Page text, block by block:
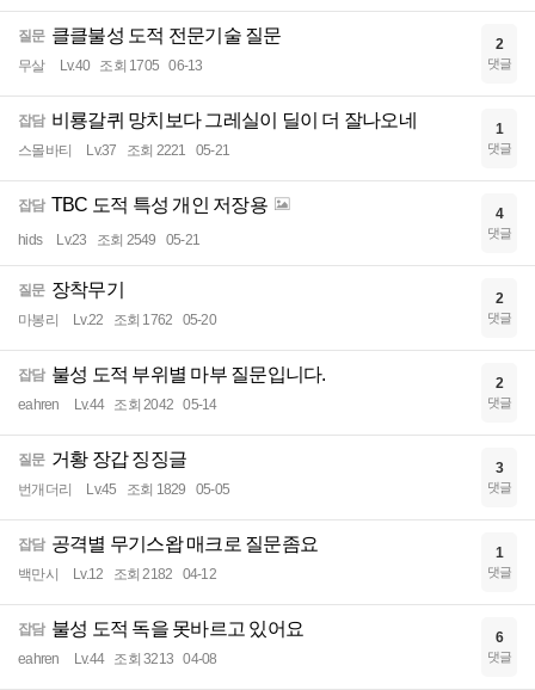
질문 클클불성 도적 전문기술 질문
무살 Lv.40 조회 1705 06-13
2
댓글
잡담 비룡갈퀴 망치보다 그레실이 딜이 더 잘나오네
스몰바티 Lv.37 조회 2221 05-21
1
댓글
잡담 TBC 도적 특성 개인 저장용
hids Lv.23 조회 2549 05-21
4
댓글
질문 장착무기
마봉리 Lv.22 조회 1762 05-20
2
댓글
잡담 불성 도적 부위별 마부 질문입니다.
eahren Lv.44 조회 2042 05-14
2
댓글
질문 거황 장갑 징징글
번개더리 Lv.45 조회 1829 05-05
3
댓글
잡담 공격별 무기스왑 매크로 질문좀요
백만시 Lv.12 조회 2182 04-12
1
댓글
잡담 불성 도적 독을 못바르고 있어요
eahren Lv.44 조회 3213 04-08
6
댓글